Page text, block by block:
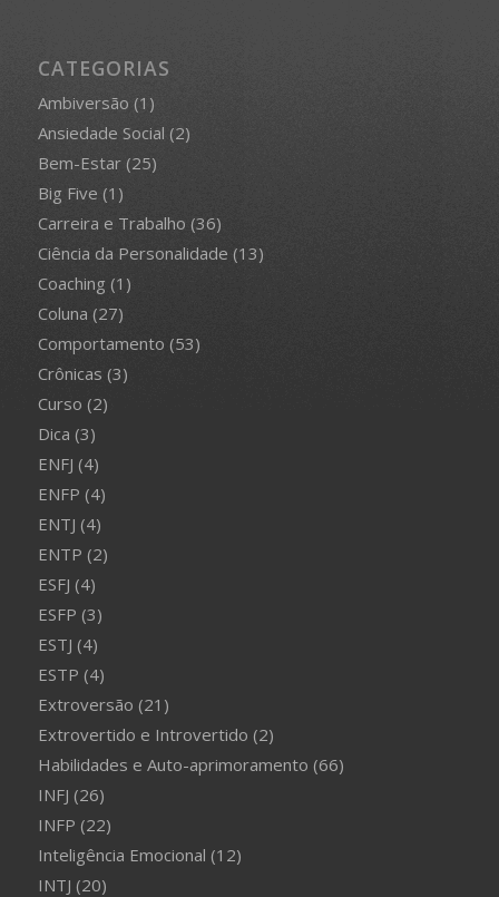
CATEGORIAS
Ambiversão (1)
Ansiedade Social (2)
Bem-Estar(25)
Big Five (1)
Carreira e Trabalho (36)
Ciência da Personalidade (13)
Coaching (1)
Coluna (27)
Comportamento (53)
Crônicas (3)
Curso (2)
Dica (3)
ENFJ (4)
ENFP (4)
ENTJ (4)
ENTP (2)
ESFJ (4)
ESFP (3)
ESTJ (4)
ESTP (4)
Extroversão (21)
Extrovertido e Introvertido (2)
Habilidades e Auto-aprimoramento (66)
INFJ (26)
INFP (22)
Inteligência Emocional (12)
INTJ (20)